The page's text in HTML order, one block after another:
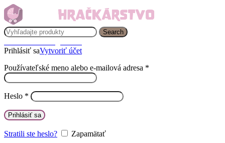
Search
Prihlásiť saVytvoriť účet
Používateľské meno alebo e-mailová adresa *
Heslo *
Prihlásiť sa
Stratili ste heslo?
Zapamätať